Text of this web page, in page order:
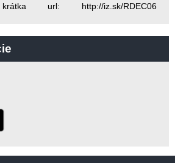
url: http://iz.sk/RDEC06